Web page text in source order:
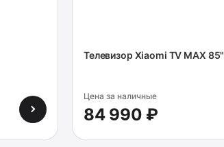
Телевизор Xiaomi TV MAX
Цена за наличные
84 990 ₽